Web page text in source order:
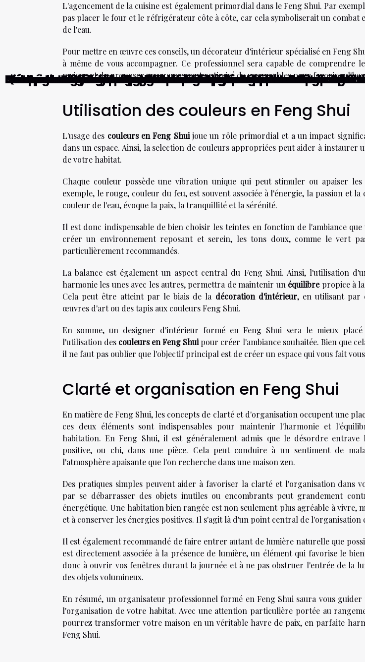
L'agencement de la cuisine est également primordial dans le Feng Shui. Par
pas placer le four et le réfrigérateur côte à côte, car cela symboliserait un combat
de l'eau.
Pour mettre en œuvre ces conseils, un décorateur d'intérieur spécialisé en Feng
à même de vous accompagner. Ce professionnel sera capable de comprendre
maison et de proposer un agencement optimisé de vos meubles pour favoriser
Utilisation des couleurs en Feng Shui
L'usage des couleurs en Feng Shuijoue un rôle primordial et a un impact
dans un espace. Ainsi, la selection de couleurs appropriées peut aider à instaurer
de votre habitat.
Chaque couleur possède une vibration unique qui peut stimuler ou apaiser
exemple, le rouge, couleur du feu, est souvent associée à l'énergie, la passion et la
couleur de l'eau, évoque la paix, la tranquillité et la sérénité.
Il est donc indispensable de bien choisir les teintes en fonction de l'ambiance que
créer un environnement reposant et serein, les tons doux, comme le vert
particulièrement recommandés.
La balance est également un aspect central du Feng Shui. Ainsi, l'utilisation
harmonie les unes avec les autres, permettra de maintenir un équilibrepropice à
Cela peut être atteint par le biais de la décoration d'intérieur, en utilisant par
œuvres d'art ou des tapis aux couleurs Feng Shui.
En somme, un designer d'intérieur formé en Feng Shui sera le mieux
l'utilisation des couleurs en Feng Shui pour créer l'ambiance souhaitée. Bien que
il ne faut pas oublier que l'objectif principal est de créer un espace qui vous fait
Clarté et organisation en Feng Shui
En matière de Feng Shui, les concepts de clarté et d'organisation occupent une
ces deux éléments sont indispensables pour maintenir l'harmonie et
habitation. En Feng Shui, il est généralement admis que le désordre
positive, ou chi, dans une pièce. Cela peut conduire à un sentiment de
l'atmosphère apaisante que l'on recherche dans une maison zen.
Des pratiques simples peuvent aider à favoriser la clarté et l'organisation dans
par se débarrasser des objets inutiles ou encombrants peut grandement
énergétique. Une habitation bien rangée est non seulement plus agréable à vivre,
et à conserver les énergies positives. Il s'agit là d'un point central de l'organisation
Il est également recommandé de faire entrer autant de lumière naturelle que
est directement associée à la présence de lumière, un élément qui favorise le
donc à ouvrir vos fenêtres durant la journée et à ne pas obstruer l'entrée de la
des objets volumineux.
En résumé, un organisateur professionnel formé en Feng Shui saura vous
l'organisation de votre habitat. Avec une attention particulière portée au
pourrez transformer votre maison en un véritable havre de paix, en parfaite
Feng Shui.
Comment choisir le bon dispositif d'écoute discret pour vos
Comment les technologies mobiles révolutionnent-elles
L'importance de la rapidité de livraison dans l'achat en ligne
Comparatif des meilleures technologies de robots
Les avantages du laquage et du vernissage pour divers
Comment créer une ambiance unique avec des bougies
Stratégies efficaces pour maximiser votre rentabilité en
Méthodes écologiques et durables pour lutter contre les
Quels sont les avantages du carrelage en pierre naturelle ?
Les secrets d'une salle de bain zen et épurée
Idées innovantes pour une cuisine extérieure
Incorporer des miroirs pour élargir votre espace
Des astuces pour camoufler vos fils électriques
Les tendances émergentes en matière de décoration
Les tendances déco actuelles pour votre maison
Le home staging, l'art de valoriser son intérieur